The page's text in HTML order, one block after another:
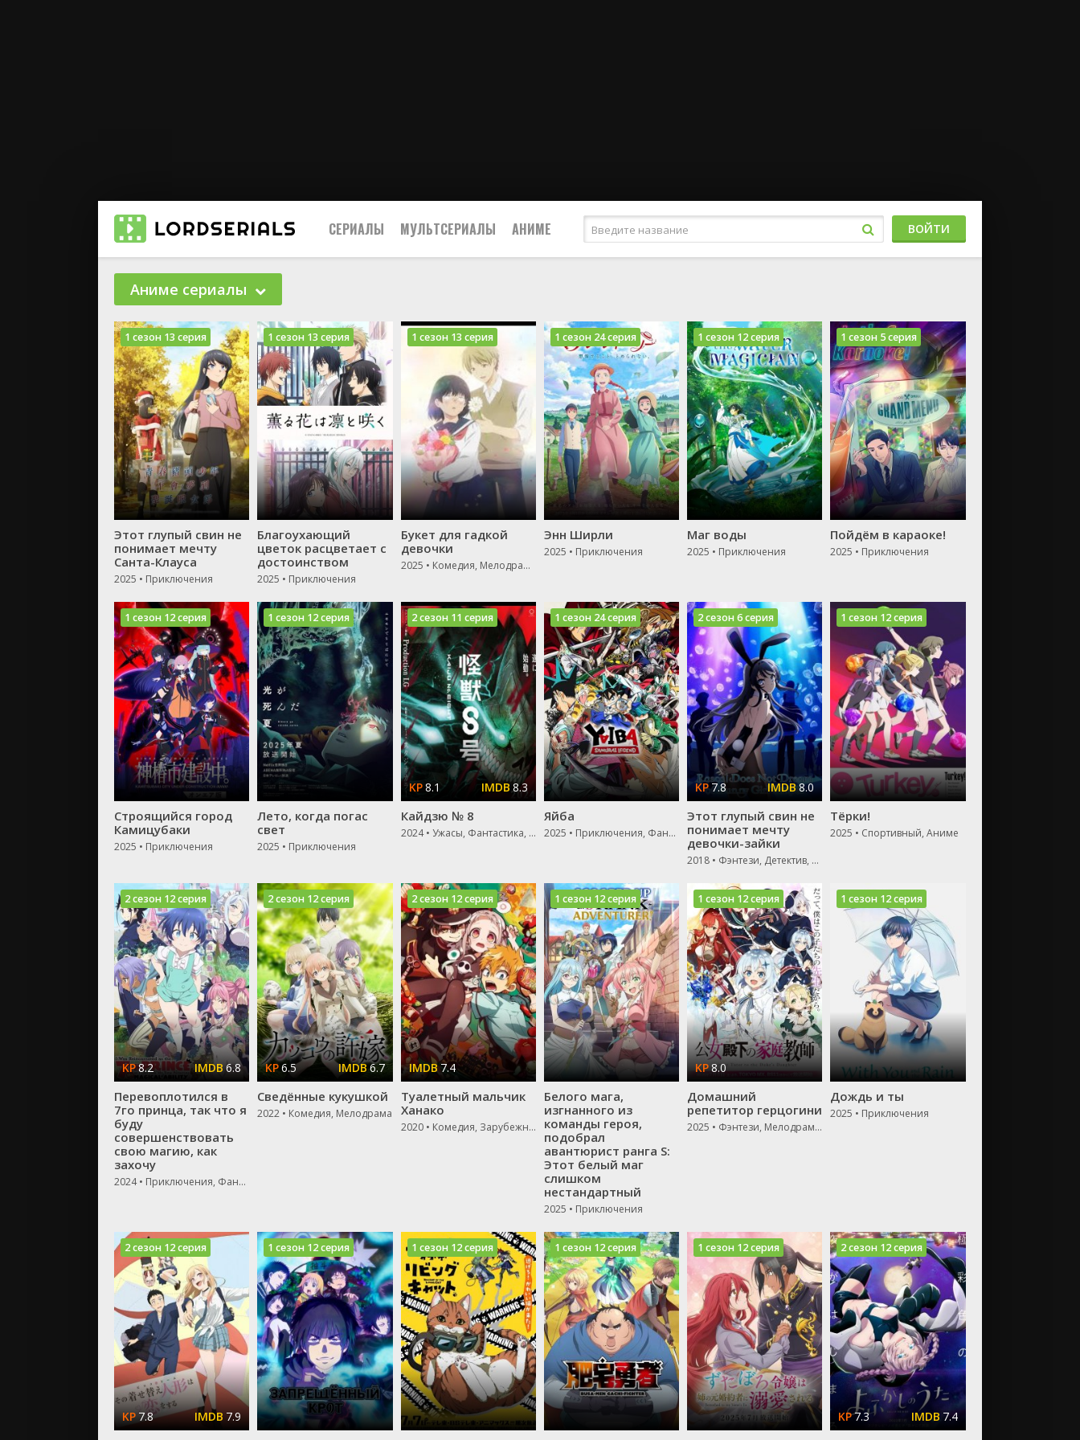
СЕРИАЛЫ МУЛЬТСЕРИАЛЫ АНИМЕ ВОЙТИ
Аниме сериалы
1 сезон 13 серия
Этот глупый свин не
понимает мечту
Санта-Клауса
2025 • Приключения
1 сезон 13 серия
Благоухающий
цветок расцветает с
достоинством
2025 • Приключения
1 сезон 13 серия
Букет для гадкой
девочки
2025 • Комедия, Мелодрама, Драма
1 сезон 24 серия
Энн Ширли
2025 • Приключения
1 сезон 12 серия
Маг воды
2025 • Приключения
1 сезон 5 серия
Пойдём в караоке!
2025 • Приключения
1 сезон 12 серия
Строящийся город
Камицубаки
2025 • Приключения
1 сезон 12 серия
Лето, когда погас
свет
2025 • Приключения
2 сезон 11 серия
8.1 8.3
Кайдзю № 8
2024 • Ужасы, Фантастика, Боевик
1 сезон 24 серия
Яйба
2025 • Приключения, Фантастика
2 сезон 6 серия
7.8 8.0
Этот глупый свин не
понимает мечту
девочки-зайки
2018 • Фэнтези, Детектив, Комедия, Зарубежный, Мелодрама, Драма
1 сезон 12 серия
Тёрки!
2025 • Спортивный, Аниме
2 сезон 12 серия
8.2 6.8
Перевоплотился в
7го принца, так что я
буду
совершенствовать
свою магию, как
захочу
2024 • Приключения, Фантастика
2 сезон 12 серия
6.5 6.7
Сведённые кукушкой
2022 • Комедия, Мелодрама
2 сезон 12 серия
7.4
Туалетный мальчик
Ханако
2020 • Комедия, Зарубежный, Мелодрама
1 сезон 12 серия
Белого мага,
изгнанного из
команды героя,
подобрал
авантюрист ранга S:
Этот белый маг
слишком
нестандартный
2025 • Приключения
1 сезон 12 серия
8.0
Домашний
репетитор герцогини
2025 • Фэнтези, Мелодрама, Мультфильм, Аниме
1 сезон 12 серия
Дождь и ты
2025 • Приключения
2 сезон 12 серия
7.8 7.9
1 сезон 12 серия 1 сезон 12 серия 1 сезон 12 серия 1 сезон 12 серия 2 сезон 12 серия
7.3 7.4